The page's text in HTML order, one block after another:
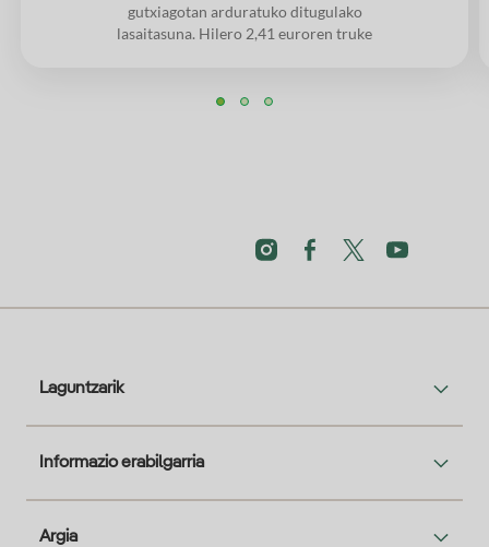
gutxiagotan arduratuko ditugulako
lasaitasuna. Hilero 2,41 euroren truke
Laguntzarik
Informazio erabilgarria
Argia